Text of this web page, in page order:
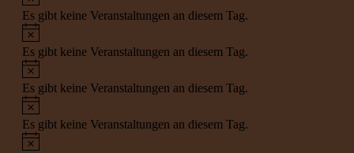
Es gibt keine Veranstaltungen an diesem Tag.
Hinweis
Es gibt keine Veranstaltungen an diesem Tag.
Hinweis
Es gibt keine Veranstaltungen an diesem Tag.
Hinweis
Es gibt keine Veranstaltungen an diesem Tag.
Hinweis